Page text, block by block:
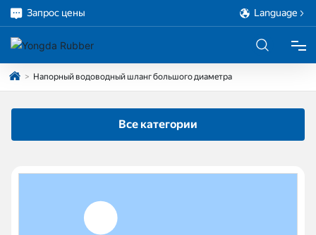
Запрос цены Language
ДОМ
О НАС
Напорный водоводный шланг большого диаметра
Все категории